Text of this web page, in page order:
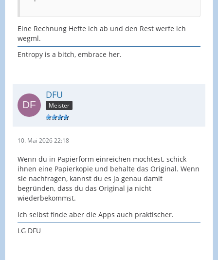
Eine Rechnung Hefte ich ab und den Rest werfe ich
wegml.
Entropy is a bitch, embrace her.
DFU
Meister
10. Mai 2026 22:18
Wenn du in Papierform einreichen möchtest, schick
ihnen eine Papierkopie und behalte das Original. Wenn
sie nachfragen, kannst du es ja genau damit
begründen, dass du das Original ja nicht
wiederbekommst.
Ich selbst finde aber die Apps auch praktischer.
LG DFU